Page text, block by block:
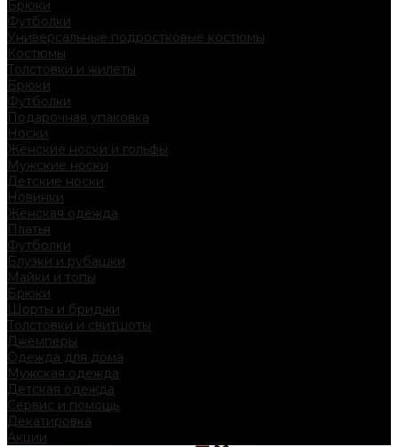
Брюки
Футболки
Универсальные подростковые костюмы
Костюмы
Толстовки и жилеты
Брюки
Футболки
Подарочная упаковка
Носки
Женские носки и гольфы
Мужские носки
Детские носки
Новинки
Женская одежда
Платья
Футболки
Блузки и рубашки
Майки и топы
Брюки
Шорты и бриджи
Толстовки и свитшоты
Джемперы
Одежда для дома
Мужская одежда
Детская одежда
Сервис и помощь
Декатировка
Акции